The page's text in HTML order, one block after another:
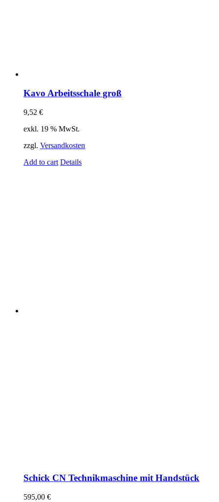
Kavo Arbeitsschale groß
9,52 €
exkl. 19 % MwSt.
zzgl. Versandkosten
Add to cart Details
Schick CN Technikmaschine mit Handstück
595,00 €